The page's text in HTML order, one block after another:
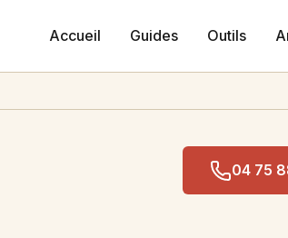
Accueil Guides Outils
04 75